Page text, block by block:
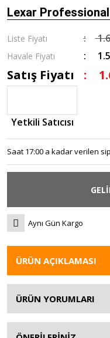
Lexar Professional
Liste Fiyatı
Havale Fiyatı
Satış Fiyatı
Yetkili Satıcısı
Saat 17:00 a kadar verilen
Aynı Gün Kargo
ÜRÜN AÇIKLAMASI
ÜRÜN YORUMLARI